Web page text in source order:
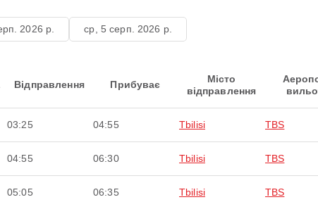
2026 р. ср, 5 серп. 2026 р.
Відправлення Прибуває
Місто
відправлення
03:25 04:55 Tbilisi TBS
04:55 06:30 Tbilisi TBS
05:05 06:35 Tbilisi TBS